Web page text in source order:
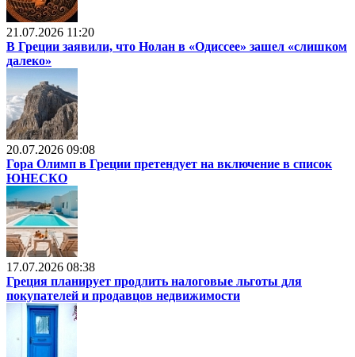
21.07.2026 11:20
В Греции заявили, что Нолан в «Одиссее» зашел «слишком
далеко»
20.07.2026 09:08
Гора Олимп в Греции претендует на включение в список
ЮНЕСКО
17.07.2026 08:38
Греция планирует продлить налоговые льготы для
покупателей и продавцов недвижимости